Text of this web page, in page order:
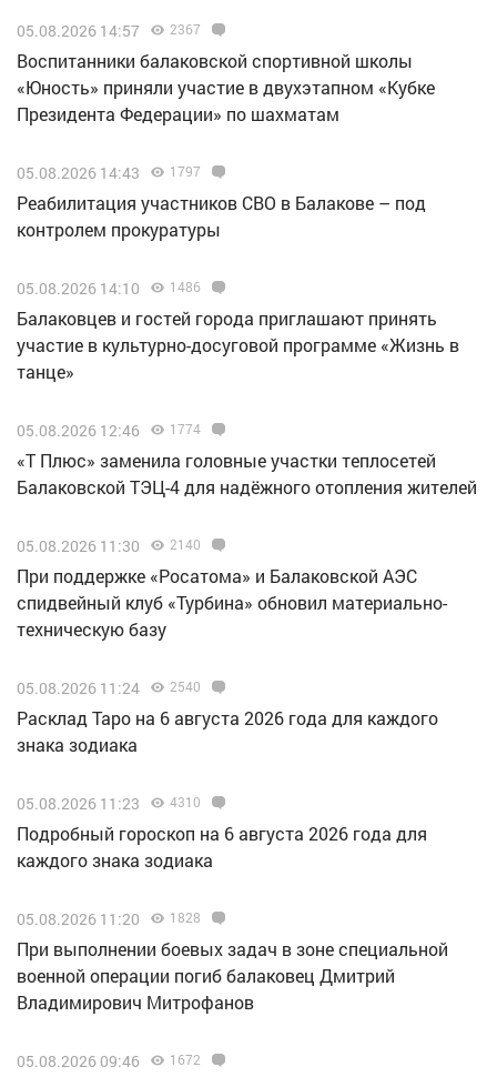
05.08.2026 14:57 2367
Воспитанники балаковской спортивной школы
«Юность» приняли участие в двухэтапном «Кубке
Президента Федерации» по шахматам
05.08.2026 14:43 1797
Реабилитация участников СВО в Балакове – под
контролем прокуратуры
05.08.2026 14:10 1486
Балаковцев и гостей города приглашают принять
участие в культурно-досуговой программе «Жизнь в
танце»
05.08.2026 12:46 1774
«Т Плюс» заменила головные участки теплосетей
Балаковской ТЭЦ-4 для надёжного отопления жителей
05.08.2026 11:30 2140
При поддержке «Росатома» и Балаковской АЭС
спидвейный клуб «Турбина» обновил материально-
техническую базу
05.08.2026 11:24 2540
Расклад Таро на 6 августа 2026 года для каждого
знака зодиака
05.08.2026 11:23 4310
Подробный гороскоп на 6 августа 2026 года для
каждого знака зодиака
05.08.2026 11:20 1828
При выполнении боевых задач в зоне специальной
военной операции погиб балаковец Дмитрий
Владимирович Митрофанов
05.08.2026 09:46 1672